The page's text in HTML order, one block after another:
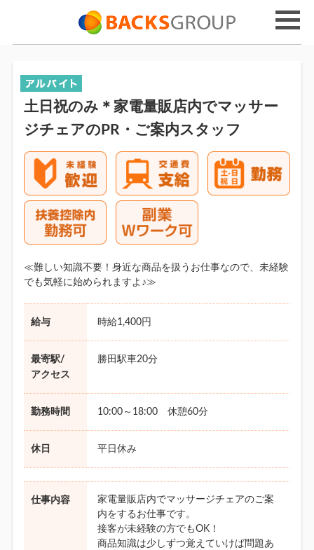
土日祝のみ＊家電量販店内でマッサー
ジチェアのPR・ご案内スタッフ
≪難しい知識不要！身近な商品を扱うお仕事なので、未経験
でも気軽に始められますよ♪≫
給与 時給1,400円
最寄駅/
アクセス
勝田駅車20分
勤務時間 10:00～18:00 休憩60分
休日 平日休み
仕事内容
家電量販店内でマッサージチェアのご案
内をするお仕事です。
接客が未経験の方でもOK！
商品知識は少しずつ覚えていけば問題あ